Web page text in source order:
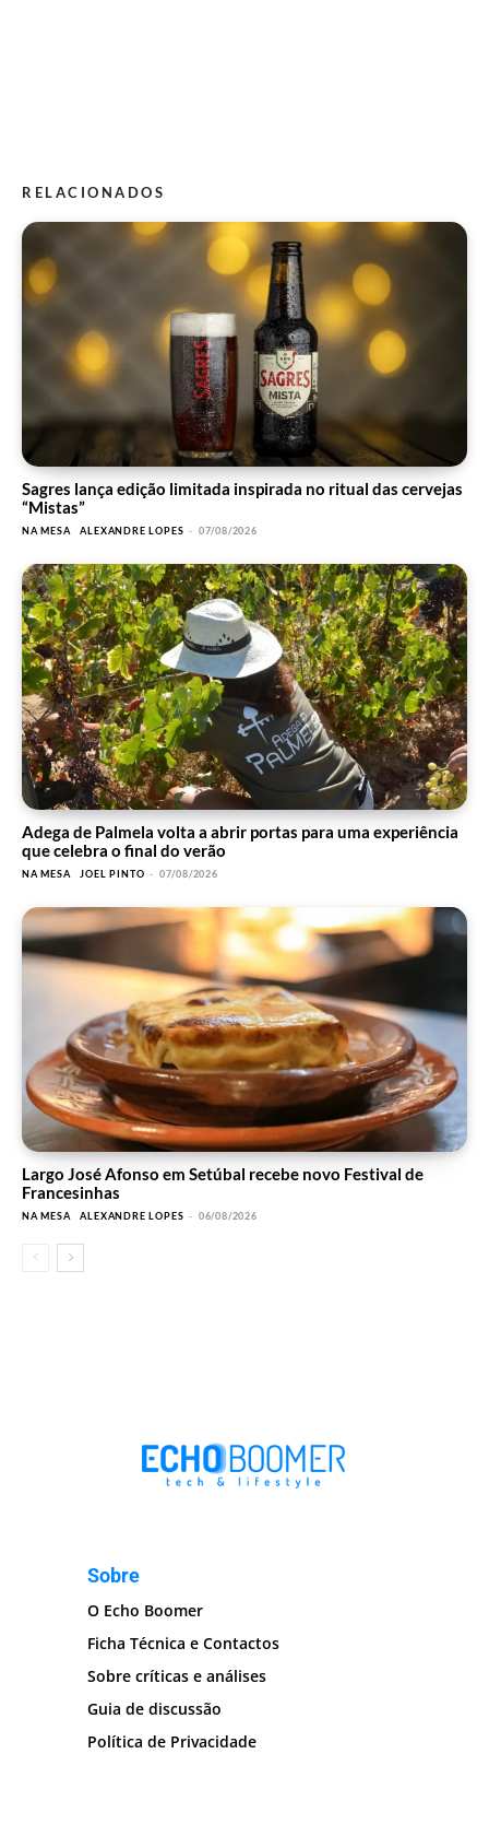
RELACIONADOS
Sagres lança edição limitada inspirada no ritual das cervejas
“Mistas”
NA MESA ALEXANDRE LOPES - 07/08/2026
Adega de Palmela volta a abrir portas para uma experiência
que celebra o final do verão
NA MESA JOEL PINTO - 07/08/2026
Largo José Afonso em Setúbal recebe novo Festival de
Francesinhas
NA MESA ALEXANDRE LOPES - 06/08/2026
Sobre
O Echo Boomer
Ficha Técnica e Contactos
Sobre críticas e análises
Guia de discussão
Política de Privacidade